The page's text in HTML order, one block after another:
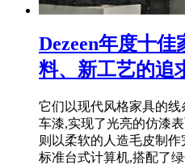
Dezeen年度十
料、新工艺的追
它们以现代风格家具的
车漆,实现了光亮的仿漆
则以柔软的人造毛皮制
标准台式计算机,搭配了